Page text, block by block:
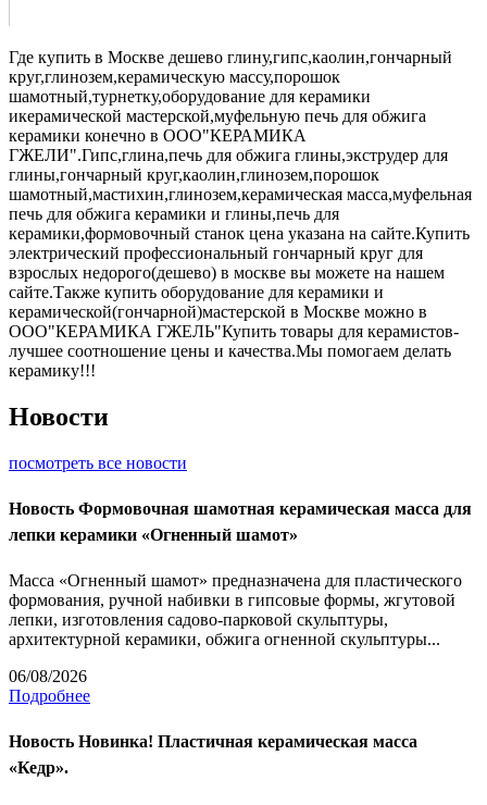
Где купить в Москве дешево глину,гипс,каолин,гончарный
круг,глинозем,керамическую массу,порошок
шамотный,турнетку,оборудование для керамики
икерамической мастерской,муфельную печь для обжига
керамики конечно в ООО"КЕРАМИКА
ГЖЕЛИ".Гипс,глина,печь для обжига глины,экструдер для
глины,гончарный круг,каолин,глинозем,порошок
шамотный,мастихин,глинозем,керамическая масса,муфельная
печь для обжига керамики и глины,печь для
керамики,формовочный станок цена указана на сайте.Купить
электрический профессиональный гончарный круг для
взрослых недорого(дешево) в москве вы можете на нашем
сайте.Также купить оборудование для керамики и
керамической(гончарной)мастерской в Москве можно в
ООО"КЕРАМИКА ГЖЕЛЬ"Купить товары для керамистов-
лучшее соотношение цены и качества.Мы помогаем делать
керамику!!!
Новости
посмотреть все новости
Новость Формовочная шамотная керамическая масса для
лепки керамики «Огненный шамот»
Масса «Огненный шамот» предназначена для пластического
формования, ручной набивки в гипсовые формы, жгутовой
лепки, изготовления садово-парковой скульптуры,
архитектурной керамики, обжига огненной скульптуры...
06/08/2026
Подробнее
Новость Новинка! Пластичная керамическая масса
«Кедр».